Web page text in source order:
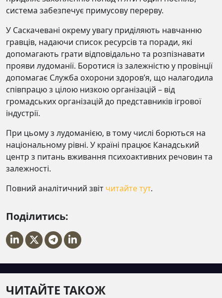
система забезпечує примусову перерву.
У Саскачевані окрему увагу приділяють навчанню
гравців, надаючи список ресурсів та поради, які
допомагають грати відповідально та розпізнавати
прояви лудоманії. Боротися із залежністю у провінції
допомагає Служба охорони здоров’я, що налагодила
співпрацю з цілою низкою організацій – від
громадських організацій до представників ігрової
індустрії.
При цьому з лудоманією, в тому числі борються на
національному рівні. У країні працює Канадський
центр з питань вживання психоактивних речовин та
залежності.
Повний аналітичний звіт читайте тут.
Поділитись:
ЧИТАЙТЕ ТАКОЖ